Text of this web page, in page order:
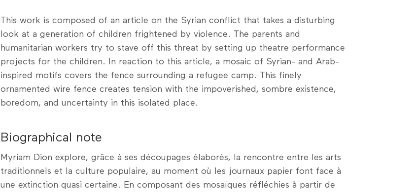
This work is composed of an article on the Syrian conflict that takes a disturbing
look at a generation of children frightened by violence. The parents and
humanitarian workers try to stave off this threat by setting up theatre performance
projects for the children. In reaction to this article, a mosaic of Syrian- and Arab-
inspired motifs covers the fence surrounding a refugee camp. This finely
ornamented wire fence creates tension with the impoverished, sombre existence,
boredom, and uncertainty in this isolated place.
Biographical note
Myriam Dion explore, grâce à ses découpages élaborés, la rencontre entre les arts
traditionnels et la culture populaire, au moment où les journaux papier font face à
une extinction quasi certaine. En composant des mosaïques réfléchies à partir de